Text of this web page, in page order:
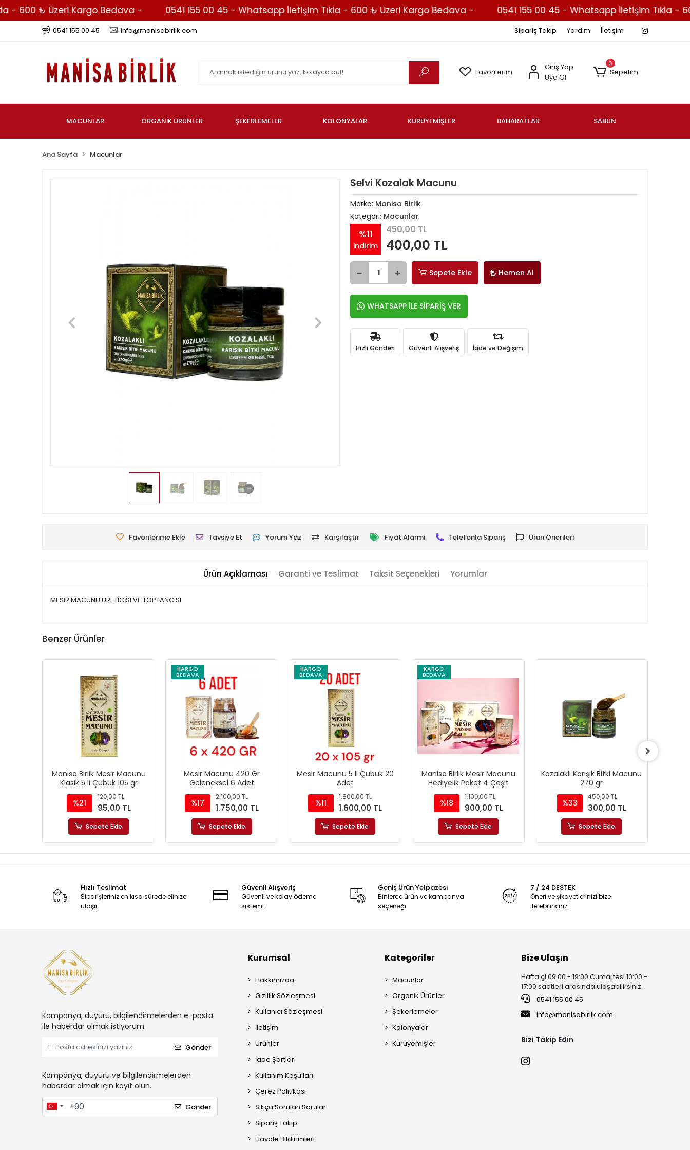
₺ Üzeri Kargo Bedava - 0541 155 00 45 - Whatsapp İletişim Tıkla - 600 ₺ Üzeri Kargo Bedava - 0541 155 00 45 - Whatsapp İletişim Tıkla - 600
0541 155 00 45 info@manisabirlik.com Sipariş Takip Yardım İletişim
Favorilerim
Giriş Yap
Üye Ol
0
Sepetim
MACUNLAR ORGANİK ÜRÜNLER ŞEKERLEMELER KOLONYALAR KURUYEMİŞLER BAHARATLAR SABUN
Ana Sayfa Macunlar
Selvi Kozalak Macunu
Marka: Manisa Birlik
Kategori: Macunlar
%11
indirim
450,00 TL
400,00 TL
Sepete Ekle Hemen Al
WHATSAPP İLE SİPARİŞ VER
Hızlı Gönderi Güvenli Alışveriş İade ve Değişim
Favorilerime Ekle Tavsiye Et Yorum Yaz Karşılaştır Fiyat Alarmı Telefonla Sipariş Ürün Önerileri
Ürün Açıklaması Garanti ve Teslimat Taksit Seçenekleri Yorumlar
MESİR MACUNU ÜRETİCİSİ VE TOPTANCISI
Benzer Ürünler
Manisa Birlik Mesir Macunu
Klasik 5 li Çubuk 105 gr
%21
120,00 TL
95,00 TL
Sepete Ekle
KARGO
BEDAVA
Mesir Macunu 420 Gr
Geleneksel 6 Adet
%17
2.100,00 TL
1.750,00 TL
Sepete Ekle
KARGO
BEDAVA
Mesir Macunu 5 li Çubuk 20
Adet
%11
1.800,00 TL
1.600,00 TL
Sepete Ekle
KARGO
BEDAVA
Manisa Birlik Mesir Macunu
Hediyelik Paket 4 Çeşit
%18
1.100,00 TL
900,00 TL
Sepete Ekle
Kozalaklı Karışık Bitki Macunu
270 gr
%33
450,00 TL
300,00 TL
Sepete Ekle
Hızlı Teslimat
Siparişleriniz en kısa sürede elinize
ulaşır.
Güvenli Alışveriş
Güvenli ve kolay ödeme
sistemi
Geniş Ürün Yelpazesi
Binlerce ürün ve kampanya
seçeneği
7 / 24 DESTEK
Öneri ve şikayetlerinizi bize
iletebilirsiniz.
Kampanya, duyuru, bilgilendirmelerden e-posta
ile haberdar olmak istiyorum.
Gönder
Kampanya, duyuru ve bilgilendirmelerden
haberdar olmak için kayıt olun.
Gönder
Kurumsal
Hakkımızda
Gizlilik Sözleşmesi
Kullanıcı Sözleşmesi
İletişim
Ürünler
İade Şartları
Kullanım Koşulları
Çerez Politikası
Sıkça Sorulan Sorular
Sipariş Takip
Havale Bildirimleri
Kategoriler
Macunlar
Organik Ürünler
Şekerlemeler
Kolonyalar
Kuruyemişler
Bize Ulaşın
Haftaiçi 09:00 - 19:00 Cumartesi 10:00 -
17:00 saatleri arasında ulaşabilirsiniz.
0541 155 00 45
info@manisabirlik.com
Bizi Takip Edin